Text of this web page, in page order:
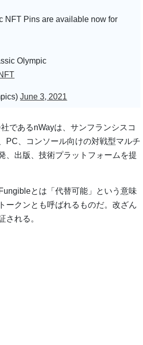
NFT Pins are available now for
Olympic
June 3, 2021
であるnWayは、サンフランシスコ
PC、コンソール向けの対戦型マルチ
、出版、技術プラットフォームを提
とは「代替可能」という意味
ークンとも呼ばれるものだ。改ざん
される。